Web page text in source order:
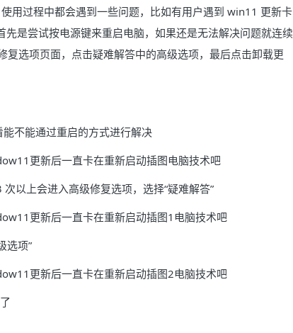
用过程中都会遇到一些问题，比如有用户遇到 win11 更新卡
是尝试按电源键来重启电脑，如果还是无法解决问题就连续
选项页面，点击疑难解答中的高级选项，最后点击卸载更
不能通过重启的方式进行解决
以上会进入高级修复选项，选择“疑难解答”
选项”